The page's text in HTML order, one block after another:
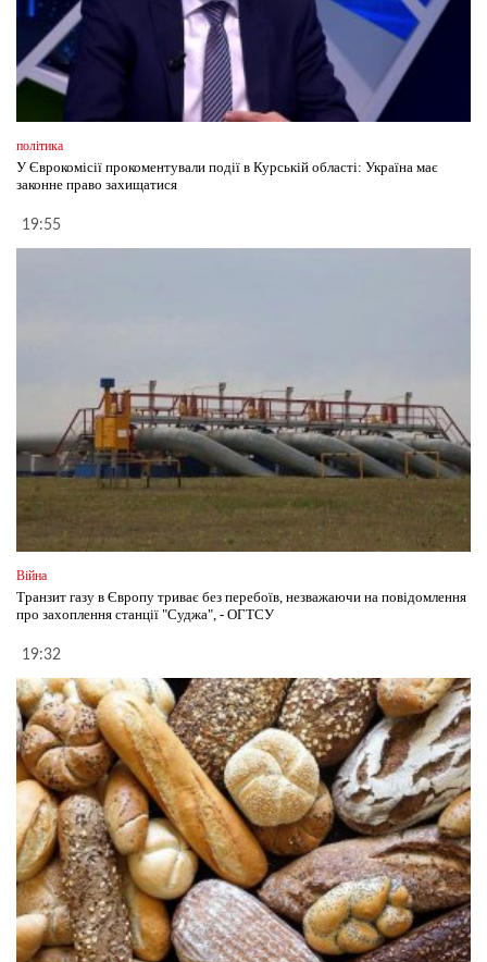
політика
У Єврокомісії прокоментували події в Курській області: Україна має
законне право захищатися
19:55
Війна
Транзит газу в Європу триває без перебоїв, незважаючи на повідомлення
про захоплення станції "Суджа", - ОГТСУ
19:32